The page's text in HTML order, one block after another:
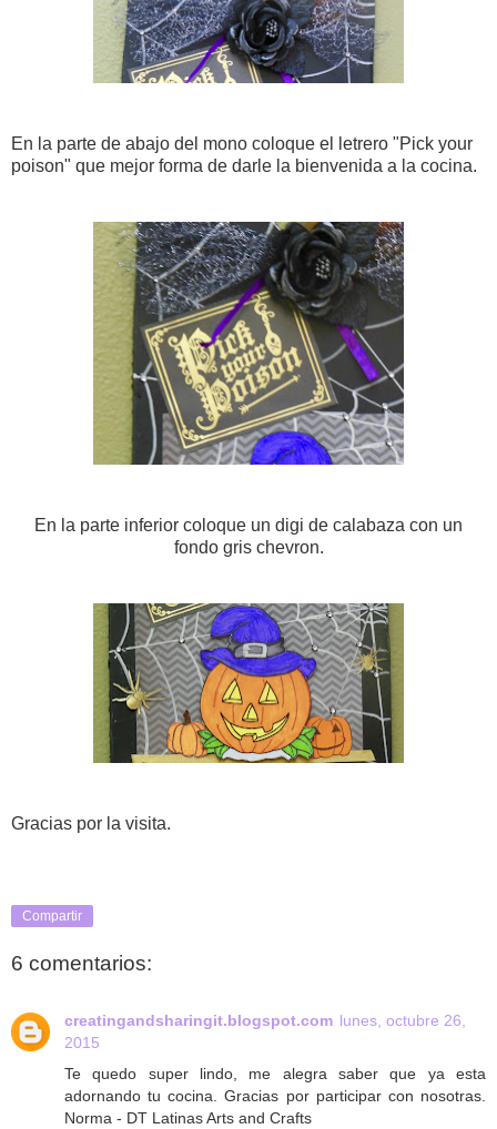
En la parte de abajo del mono coloque el letrero "Pick your
poison" que mejor forma de darle la bienvenida a la cocina.
En la parte inferior coloque un digi de calabaza con un
fondo gris chevron.
Gracias por la visita.
Compartir
6 comentarios:
creatingandsharingit.blogspot.com lunes, octubre 26,
2015
Te quedo super lindo, me alegra saber que ya esta
adornando tu cocina. Gracias por participar con nosotras.
Norma - DT Latinas Arts and Crafts